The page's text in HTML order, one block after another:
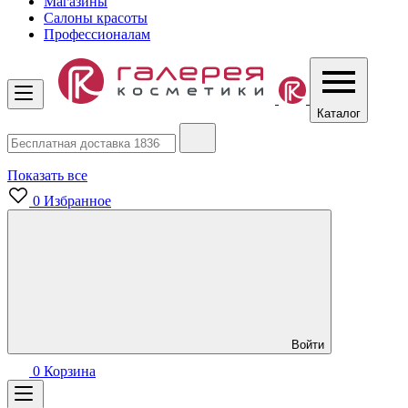
Салоны красоты
Профессионалам
Каталог
Показать все
0 Избранное
Войти
0 Корзина